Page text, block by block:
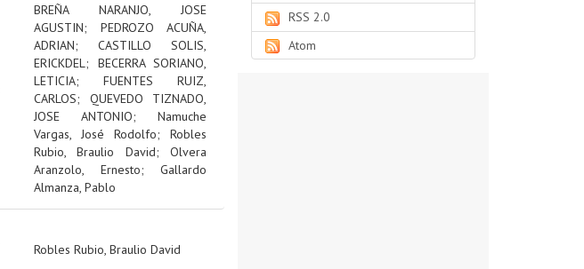
BREÑA NARANJO, JOSE
AGUSTIN; PEDROZO ACUÑA,
ADRIAN; CASTILLO SOLIS,
ERICKDEL; BECERRA SORIANO,
LETICIA; FUENTES RUIZ,
CARLOS; QUEVEDO TIZNADO,
JOSE ANTONIO; Namuche
Vargas, José Rodolfo; Robles
Rubio, Braulio David;Olvera
Aranzolo, Ernesto; Gallardo
Almanza, Pablo
Robles Rubio, Braulio David
RSS 2.0
Atom